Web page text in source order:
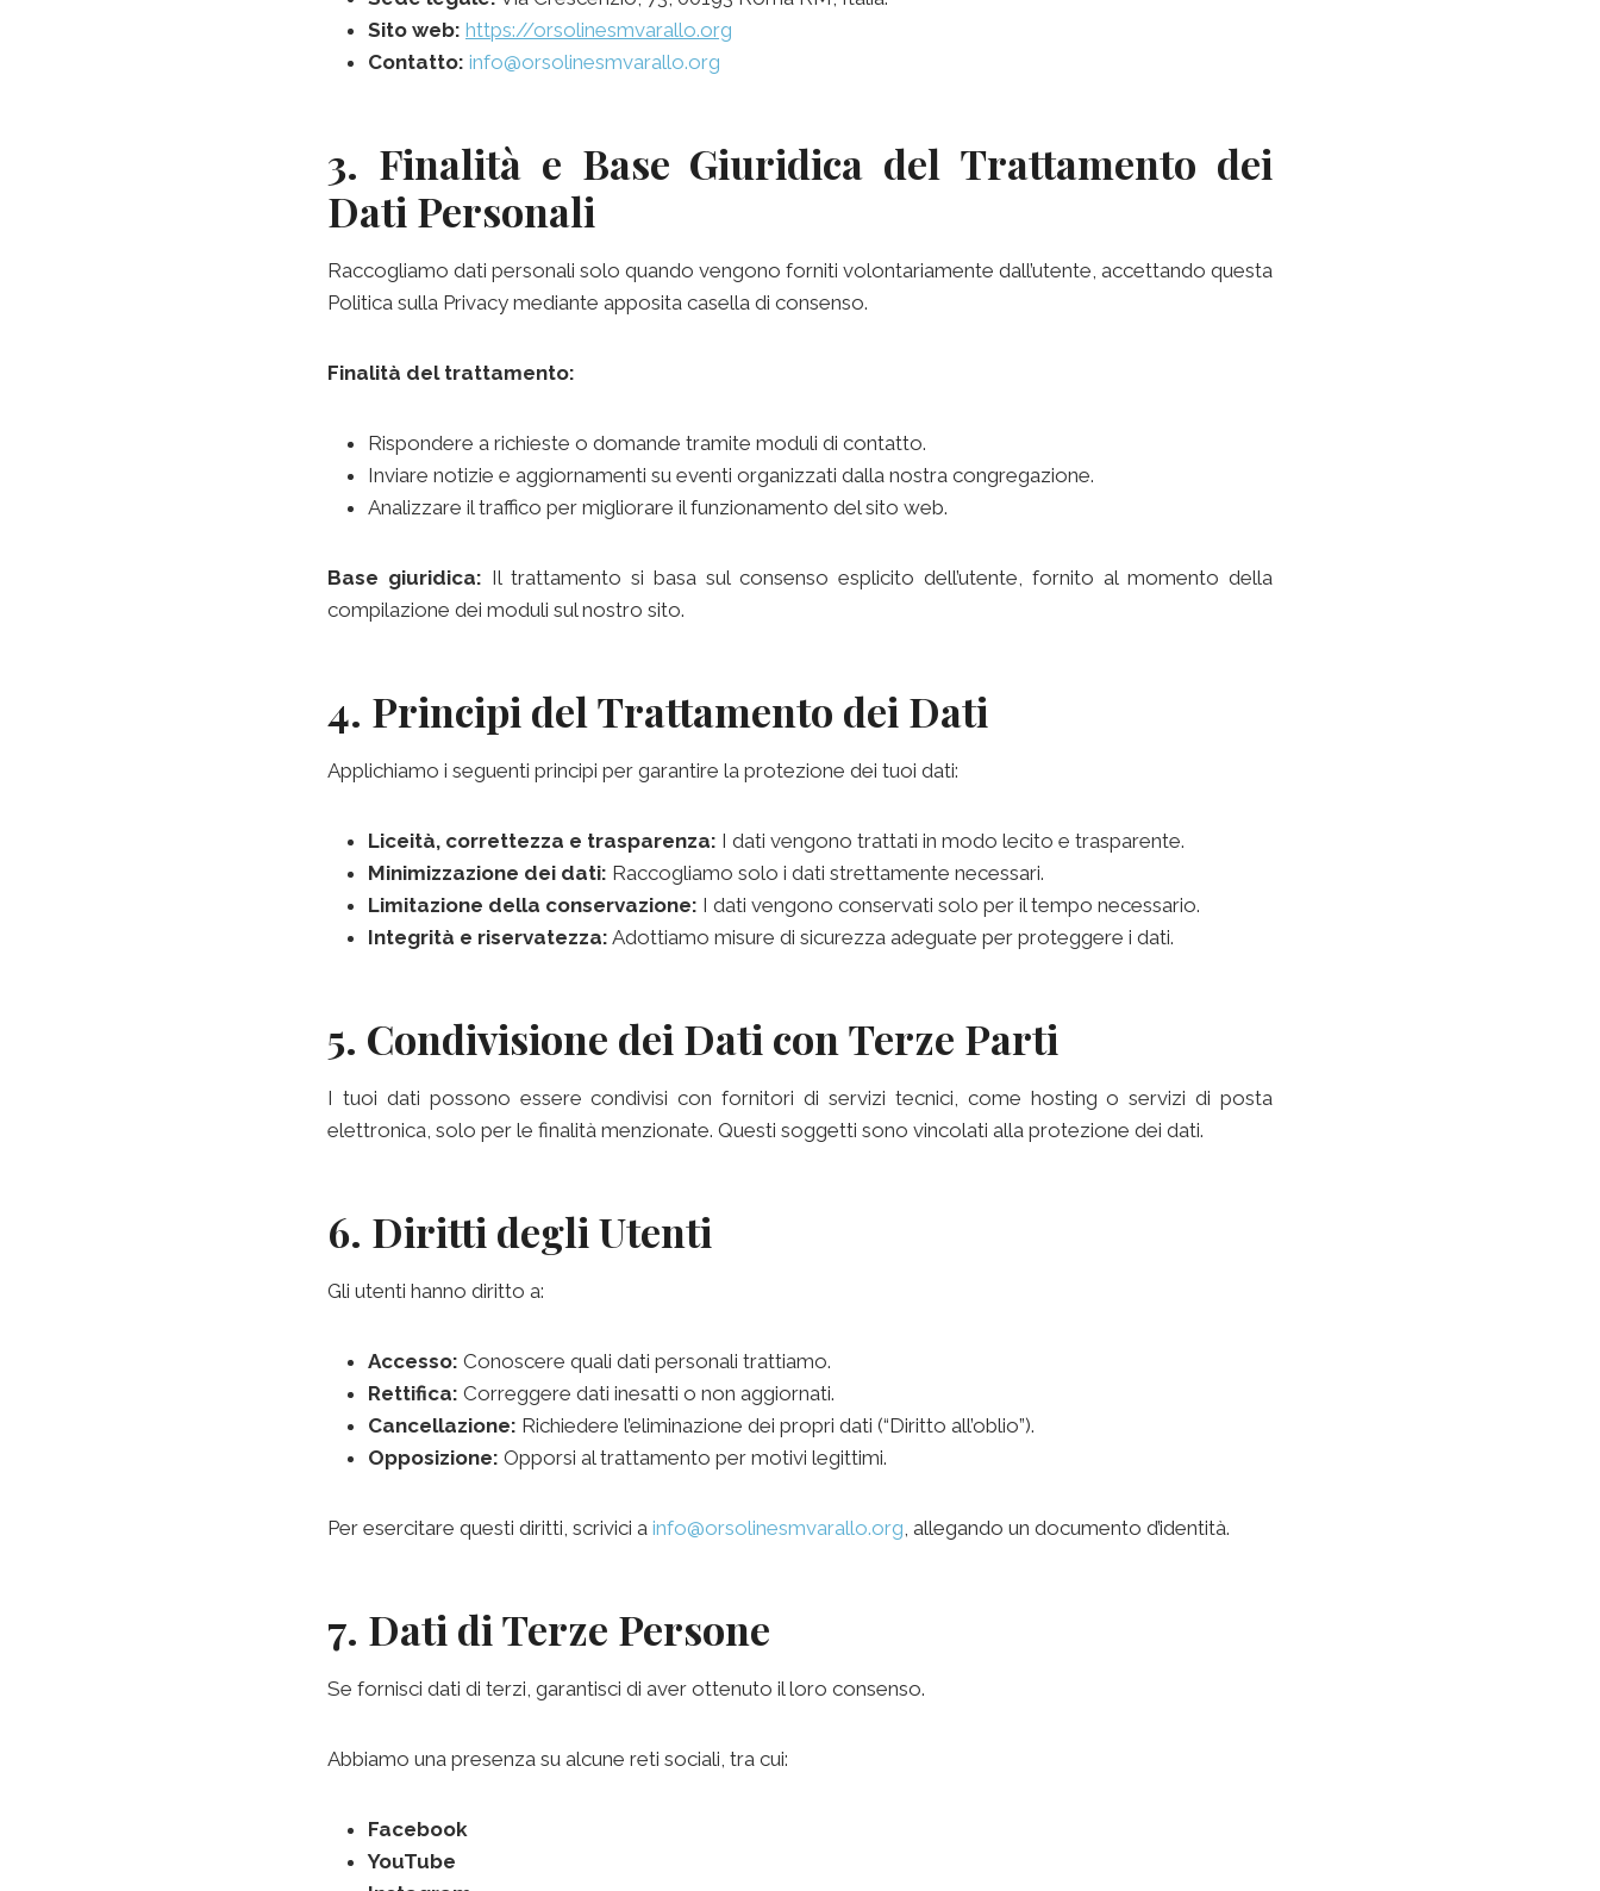
Sito web: https://orsolinesmvarallo.org
Contatto: info@orsolinesmvarallo.org
3. Finalità e Base Giuridica del Trattamento dei
Dati Personali
Raccogliamo dati personali solo quando vengono forniti volontariamente dall’utente, accettando questa
Politica sulla Privacy mediante apposita casella di consenso.
Finalità del trattamento:
Rispondere a richieste o domande tramite moduli di contatto.
Inviare notizie e aggiornamenti su eventi organizzati dalla nostra congregazione.
Analizzare il traffico per migliorare il funzionamento del sito web.
Base giuridica: Il trattamento si basa sul consenso esplicito dell’utente, fornito al momento della
compilazione dei moduli sul nostro sito.
4. Principi del Trattamento dei Dati
Applichiamo i seguenti principi per garantire la protezione dei tuoi dati:
Liceità, correttezza e trasparenza: I dati vengono trattati in modo lecito e trasparente.
Minimizzazione dei dati: Raccogliamo solo i dati strettamente necessari.
Limitazione della conservazione: I dati vengono conservati solo per il tempo necessario.
Integrità e riservatezza: Adottiamo misure di sicurezza adeguate per proteggere i dati.
5. Condivisione dei Dati con Terze Parti
I tuoi dati possono essere condivisi con fornitori di servizi tecnici, come hosting o servizi di posta
elettronica, solo per le finalità menzionate. Questi soggetti sono vincolati alla protezione dei dati.
6. Diritti degli Utenti
Gli utenti hanno diritto a:
Accesso: Conoscere quali dati personali trattiamo.
Rettifica: Correggere dati inesatti o non aggiornati.
Cancellazione: Richiedere l’eliminazione dei propri dati (“Diritto all’oblio”).
Opposizione: Opporsi al trattamento per motivi legittimi.
Per esercitare questi diritti, scrivici a info@orsolinesmvarallo.org, allegando un documento d’identità.
7. Dati di Terze Persone
Se fornisci dati di terzi, garantisci di aver ottenuto il loro consenso.
Abbiamo una presenza su alcune reti sociali, tra cui:
Facebook
YouTube